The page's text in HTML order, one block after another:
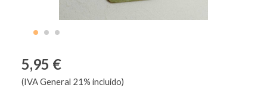
5,95 €
(IVA General 21% incluido)